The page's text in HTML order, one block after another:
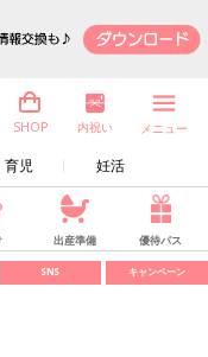
育児 妊活
SHOP 内祝い メニュー
出産準備 優待パス
SNS キャンペーン